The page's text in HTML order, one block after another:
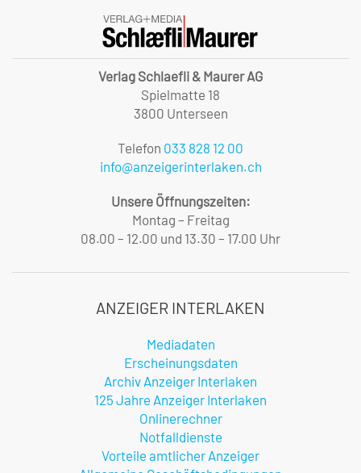
Verlag Schlaefli & Maurer AG
Spielmatte 18
3800 Unterseen
Telefon 033 828 12 00
info@anzeigerinterlaken.ch
Unsere Öffnungszeiten:
Montag – Freitag
08.00 – 12.00 und 13.30 – 17.00 Uhr
ANZEIGER INTERLAKEN
Mediadaten
Erscheinungsdaten
Archiv Anzeiger Interlaken
125 Jahre Anzeiger Interlaken
Onlinerechner
Notfalldienste
Vorteile amtlicher Anzeiger